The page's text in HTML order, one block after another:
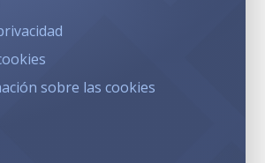
sobre las cookies